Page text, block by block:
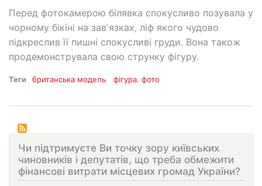
Перед фотокамерою білявка спокусливо позувала у
чорному бікіні на завʼязках, ліф якого чудово
підкреслив її пишні спокусливі груди. Вона також
продемонструвала свою струнку фігуру.
Теги британська модель фігура. фото
Чи підтримуєте Ви точку зору київських
чиновників і депутатів, що треба обмежити
фінансові витрати місцевих громад України?